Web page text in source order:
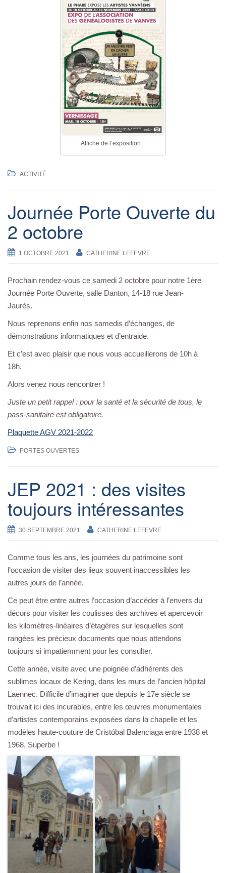
Affiche de l’exposition
ACTIVITÉ
Journée Porte Ouverte du
2 octobre
1 OCTOBRE 2021 CATHERINE LEFEVRE
Prochain rendez-vous ce samedi 2 octobre pour notre 1ère
Journée Porte Ouverte, salle Danton, 14-18 rue Jean-
Jaurès.
Nous reprenons enfin nos samedis d’échanges, de
démonstrations informatiques et d’entraide.
Et c’est avec plaisir que nous vous accueillerons de 10h à
18h.
Alors venez nous rencontrer !
Juste un petit rappel : pour la santé et la sécurité de tous, le
pass-sanitaire est obligatoire.
Plaquette AGV 2021-2022
PORTES OUVERTES
JEP 2021 : des visites
toujours intéressantes
30 SEPTEMBRE 2021 CATHERINE LEFEVRE
Comme tous les ans, les journées du patrimoine sont
l’occasion de visiter des lieux souvent inaccessibles les
autres jours de l’année.
Ce peut être entre autres l’occasion d’accéder à l’envers du
décors pour visiter les coulisses des archives et apercevoir
les kilomètres-linéaires d’étagères sur lesquelles sont
rangées les précieux documents que nous attendons
toujours si impatiemment pour les consulter.
Cette année, visite avec une poignée d’adhérents des
sublimes locaux de Kering, dans les murs de l’ancien hôpital
Laennec. Difficile d’imaginer que depuis le 17e siècle se
trouvait ici des incurables, entre les œuvres monumentales
d’artistes contemporains exposées dans la chapelle et les
modèles haute-couture de Cristóbal Balenciaga entre 1938 et
1968. Superbe !